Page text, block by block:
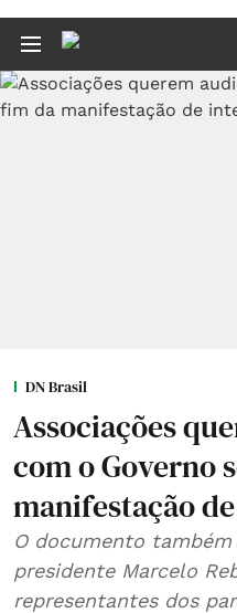
DN Brasil
Associações
com o Governo
manifestação
O documento também
presidente Marcelo
representantes dos